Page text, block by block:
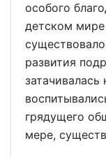
особого
детском
развития
грядущего
мере,